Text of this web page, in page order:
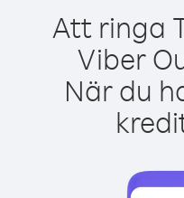
Att ringa
Viber
När du